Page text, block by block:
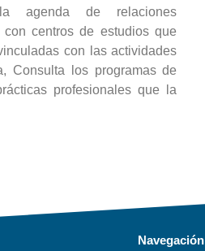
agenda de relaciones
con centros de estudios que
con las actividades
Consulta los programas de
profesionales que la
Navegación